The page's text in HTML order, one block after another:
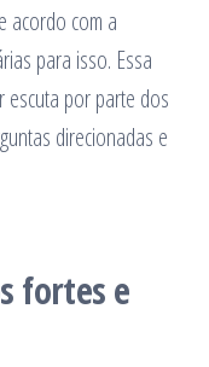
acordo com a
para isso. Essa
escuta por parte dos
direcionadas e
fortes e